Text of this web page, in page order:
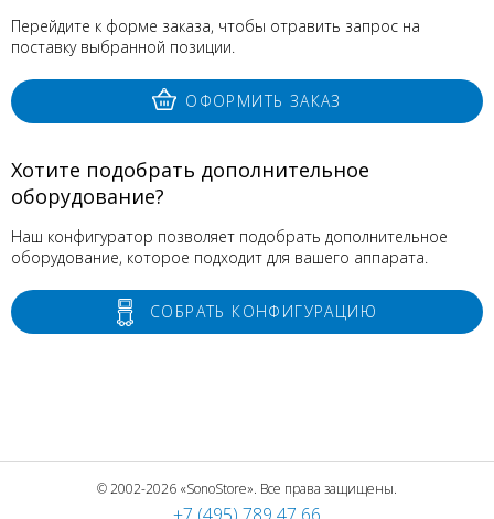
Перейдите к форме заказа, чтобы отравить запрос на
поставку выбранной позиции.
ОФОРМИТЬ ЗАКАЗ
Хотите подобрать дополнительное
оборудование?
Наш конфигуратор позволяет подобрать дополнительное
оборудование, которое подходит для вашего аппарата.
СОБРАТЬ КОНФИГУРАЦИЮ
© 2002-2026 «SonoStore». Все права защищены.